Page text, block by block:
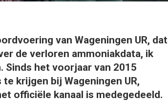
van Wageningen UR, dat
de verloren ammoniakdata, ik
het voorjaar van 2015
krijgen bij Wageningen UR,
officiële kanaal is medegedeeld.